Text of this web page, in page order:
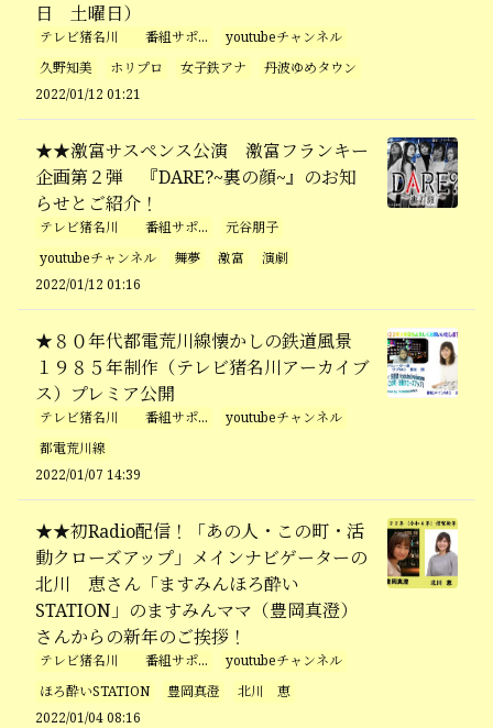
日 土曜日）
テレビ猪名川 番組サポ...
youtubeチャンネル
久野知美
ホリプロ 女子鉄アナ
丹波ゆめタウン
2022/01/12 01:21
★★激富サスペンス公演 激富フランキー
企画第２弾 『DARE?~裏の顔~』のお知
らせとご紹介！
テレビ猪名川 番組サポ...
元谷朋子
youtubeチャンネル
舞夢 激富
演劇
2022/01/12 01:16
★８０年代都電荒川線懐かしの鉄道風景
１９８５年制作（テレビ猪名川アーカイブ
ス）プレミア公開
テレビ猪名川 番組サポ...
youtubeチャンネル
都電荒川線
2022/01/07 14:39
★★初Radio配信！「あの人・この町・活
動クローズアップ」メインナビゲーターの
北川 恵さん「ますみんほろ酔い
STATION」のますみんママ（豊岡真澄）
さんからの新年のご挨拶！
テレビ猪名川 番組サポ...
youtubeチャンネル
ほろ酔いSTATION
豊岡真澄
北川 恵
2022/01/04 08:16